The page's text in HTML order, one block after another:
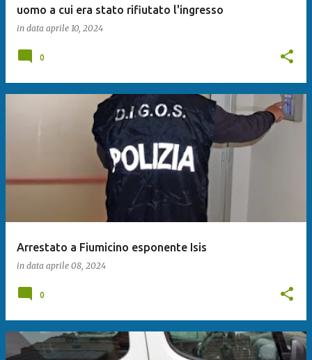
uomo a cui era stato rifiutato l'ingresso
in data aprile 10, 2024
0
Arrestato a Fiumicino esponente Isis
in data aprile 08, 2024
0